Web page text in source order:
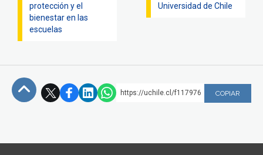
protección y el
bienestar en las
escuelas
Universidad de Chile
https://uchile.cl/f117976 COPIAR